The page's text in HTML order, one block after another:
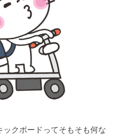
クボードってそもそも何な